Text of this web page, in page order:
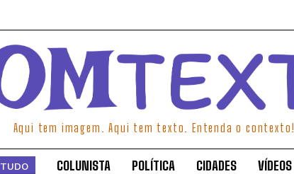
Aqui tem imagem. Aqui tem texto. Entenda o contexto!
TUDO COLUNISTA POLÍTICA CIDADES VÍDEOS